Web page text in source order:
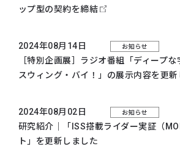
ップ型の契約を締結
2024年08月14日 お知らせ
［特別企画展］ラジオ番組「ディープ
スウィング・バイ！」の展示内容を更新
2024年08月02日 お知らせ
研究紹介｜「ISS搭載ライダー実証（
ト」を更新しました